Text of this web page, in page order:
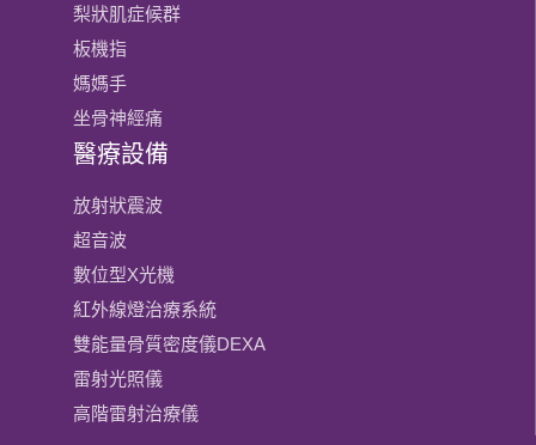
梨狀肌症候群
板機指
媽媽手
坐骨神經痛
醫療設備
放射狀震波
超音波
數位型X光機
紅外線燈治療系統
雙能量骨質密度儀DEXA
雷射光照儀
高階雷射治療儀